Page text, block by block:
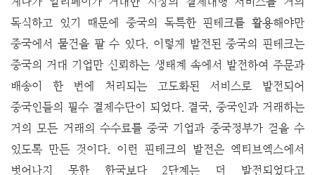
독식하고 있기 때문에 중국의 독특한 핀테크를 활용해야만
중국에서 물건을 팔 수 있다. 이렇게 발전된 중국의 핀테크는
중국의 거대 기업만 신뢰하는 생태계 속에서 발전하여 주문과
배송이 한 번에 처리되는 고도화된 서비스로 발전되어
중국인들의 필수 결제수단이 되었다. 결국, 중국인과 거래하는
거의 모든 거래의 수수료를 중국 기업과 중국정부가 걷을 수
있도록 만든 것이다. 이런 핀테크의 발전은 엑티브엑스에서
벗어나지 못한 한국보다 2단계는 더 발전되었다고